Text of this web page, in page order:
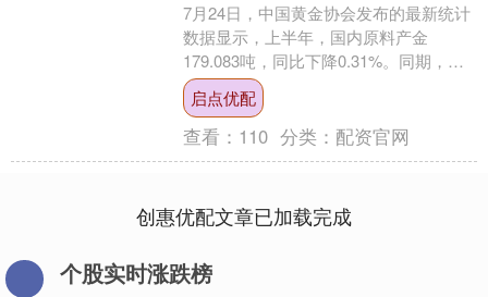
7月24日，中国黄金协会发布的最新统计
数据显示，上半年，国内原料产金
179.083吨，同比下降0.31%。同期，我
国黄金消费量505.205吨，同比下降
3.54....
启点优配
查看： 110 分类： 配资官网
创惠优配文章已加载完成
个股实时涨跌榜